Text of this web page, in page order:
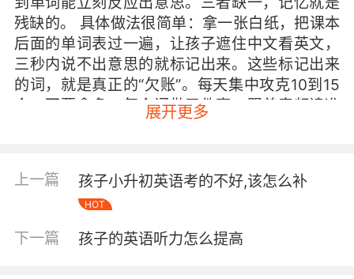
残缺的。 具体做法很简单：拿一张白纸，把课本
后面的单词表过一遍，让孩子遮住中文看英文，
三秒内说不出意思的就标记出来。这些标记出来
的词，就是真正的“欠账”。每天集中攻克10到15
个，不要贪多。每个词做三件事：跟着音频读准
发音、边读边写、用这个词造一个跟自己生活相
“我和妈妈上周六去了一家新开的餐厅”，比抄写
十遍管用得多。 语法不用从头啃，抓大放小 小学
英语语法知识点其实很有限，翻来覆去就是四种
时态、三种基本句型、一些常见介词搭配。成绩
差的孩子面对语法书往往一头雾水，因为书上讲
展开更多
上一篇 孩子小升初英语考的不好,该怎么补
HOT
下一篇 孩子的英语听力怎么提高